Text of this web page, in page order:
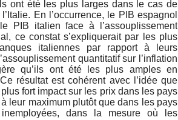
ont été les plus larges dans le cas de
En l’occurrence, le PIB espagnol
PIB italien face à l’assouplissement
ce constat s’expliquerait par les plus
italiennes par rapport à leurs
quantitatif sur l’inflation
qu’ils ont été les plus amples en
résultat est cohérent avec l’idée que
fort impact sur les prix dans les pays
leur maximum plutôt que dans les pays
dans la mesure où les